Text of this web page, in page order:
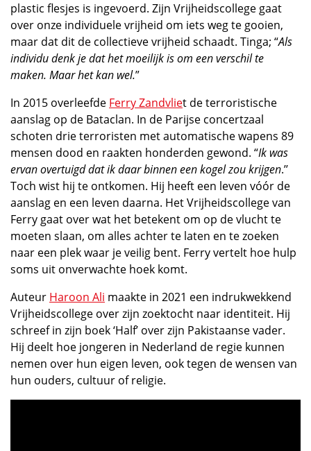
plastic flesjes is ingevoerd. Zijn Vrijheidscollege gaat
over onze individuele vrijheid om iets weg te gooien,
maar dat dit de collectieve vrijheid schaadt. Tinga; “Als
individu denk je dat het moeilijk is om een verschil te
maken. Maar het kan wel.”
In 2015 overleefde Ferry Zandvliet de terroristische
aanslag op de Bataclan. In de Parijse concertzaal
schoten drie terroristen met automatische wapens 89
mensen dood en raakten honderden gewond. “Ik was
ervan overtuigd dat ik daar binnen een kogel zou krijgen.’’
Toch wist hij te ontkomen. Hij heeft een leven vóór de
aanslag en een leven daarna. Het Vrijheidscollege van
Ferry gaat over wat het betekent om op de vlucht te
moeten slaan, om alles achter te laten en te zoeken
naar een plek waar je veilig bent. Ferry vertelt hoe hulp
soms uit onverwachte hoek komt.
Auteur Haroon Ali maakte in 2021 een indrukwekkend
Vrijheidscollege over zijn zoektocht naar identiteit. Hij
schreef in zijn boek ‘Half’ over zijn Pakistaanse vader.
Hij deelt hoe jongeren in Nederland de regie kunnen
nemen over hun eigen leven, ook tegen de wensen van
hun ouders, cultuur of religie.